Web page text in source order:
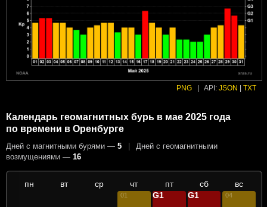
PNG | API: JSON | TXT
Календарь геомагнитных бурь в мае 2025 года
по времени в Оренбурге
Дней с магнитными бурями — 5 |
Дней с геомагнитными
возмущениями — 16
пн вт ср чт пт сб вс
01 02
G1 03
G1 04